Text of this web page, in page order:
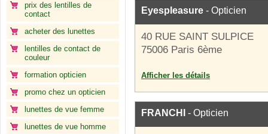
prix des lentilles de
contact
acheter des lunettes
lentilles de contact de
couleur
formation opticien
promo chez un opticien
lunettes de vue femme
lunettes de vue homme
Eyespleasure - Opticien
40 RUE SAINT SULPICE
75006 Paris 6ème
Afficher les détails
FRANCHI - Opticien